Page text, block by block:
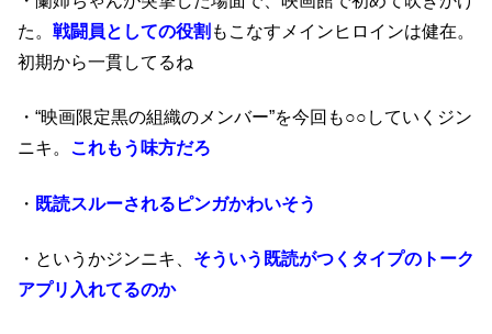
た。 戦闘員としての役割 もこなすメインヒロインは健在。
初期から一貫してるね
・“映画限定黒の組織のメンバー”を今回も○○していくジン
ニキ。 これもう味方だろ
・ 既読スルーされるピンガかわいそう
・というかジンニキ、 そういう既読がつくタイプのトーク
アプリ入れてるのか